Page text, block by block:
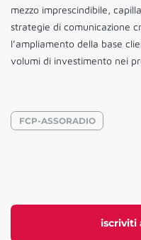
iscriviti
mezzo imprescindibile,
strategie di comunicazione
l’ampliamento della base
volumi di investimento nei
FCP-ASSORADIO